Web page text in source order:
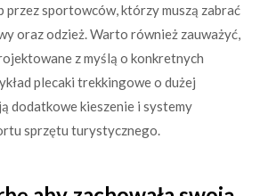
przez sportowców, którzy muszą zabrać
oraz odzież. Warto również zauważyć,
z myślą o konkretnych
plecaki trekkingowe o dużej
dodatkowe kieszenie i systemy
sprzętu turystycznego.